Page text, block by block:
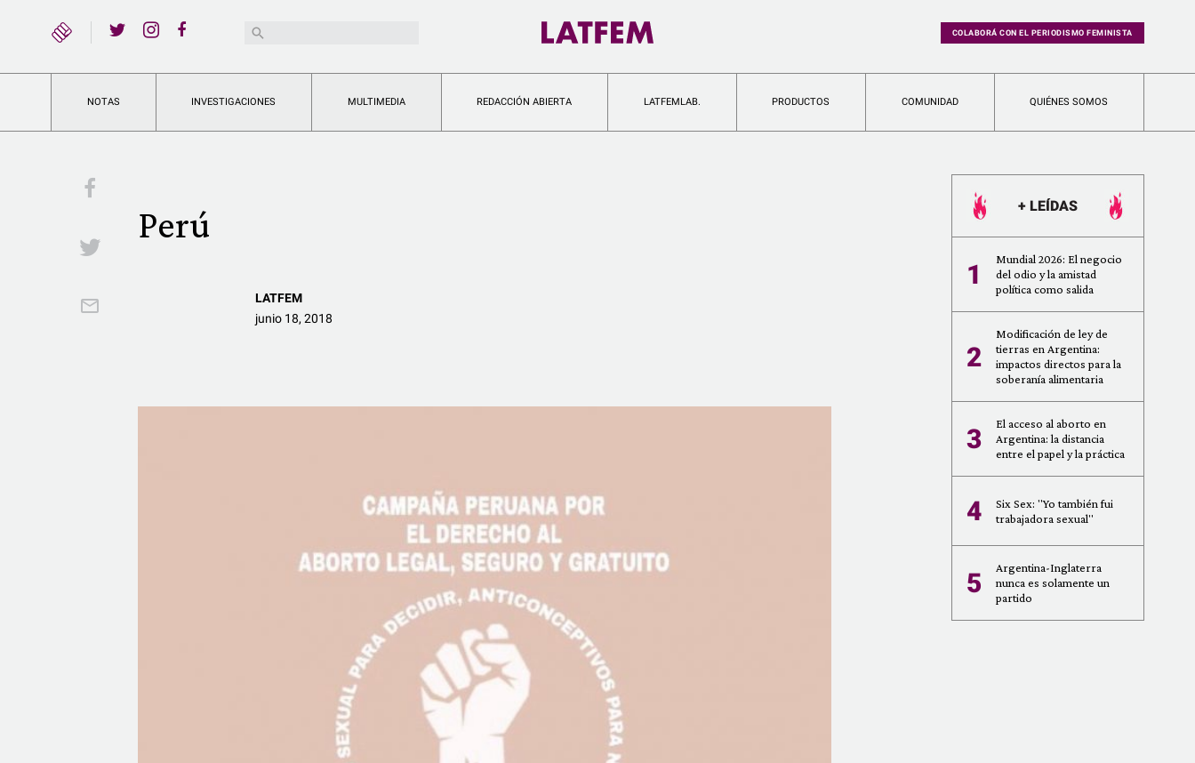
YouTubeBuscar: COLABORÁ CON EL PERIODISMO FEMINISTA
NOTAS INVESTIGACIONES MULTIMEDIA REDACCIÓN ABIERTA LATFEMLAB. PRODUCTOS COMUNIDAD QUIÉNES SOMOS
Perú
LATFEM
junio 18, 2018
+ LEÍDAS
1
Mundial 2026: El negocio
del odio y la amistad
política como salida
2
Modificación de ley de
tierras en Argentina:
impactos directos para la
soberanía alimentaria
3
El acceso al aborto en
Argentina: la distancia
entre el papel y la práctica
4
Six Sex: "Yo también fui
trabajadora sexual"
5
Argentina-Inglaterra
nunca es solamente un
partido